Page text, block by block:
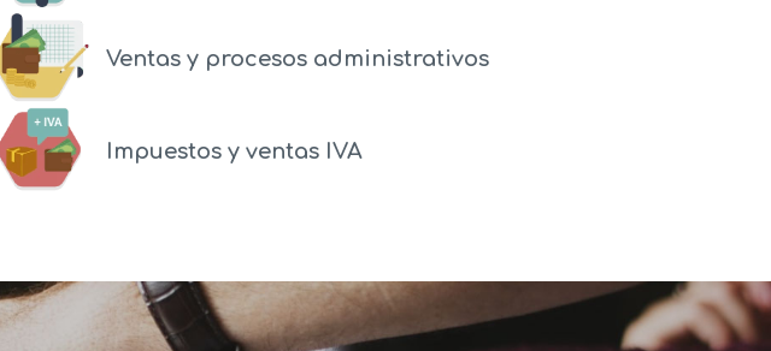
Ventas y procesos administrativos
Impuestos y ventas IVA